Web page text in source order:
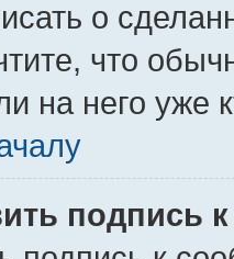
о
что
на него уже
подпись